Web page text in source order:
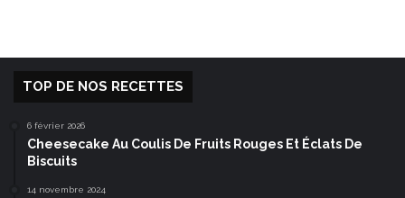
TOP DE NOS RECETTES
6 février 2026
Cheesecake Au Coulis De Fruits Rouges Et Éclats De
Biscuits
14 novembre 2024